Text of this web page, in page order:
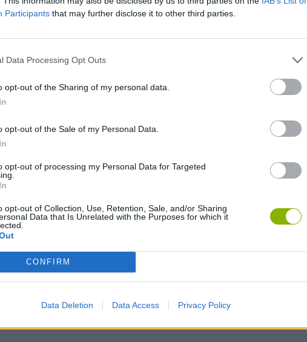
Participants that may further disclose it to other third parties.
Data Processing Opt Outs
opt-out of the Sharing of my personal data.
opt-out of the Sale of my Personal Data.
opt-out of processing my Personal Data for Targeted
opt-out of Collection, Use, Retention, Sale, and/or Sharing
Data that Is Unrelated with the Purposes for which it
CONFIRM
Data Deletion Data Access Privacy Policy
Paint Hide & Seek
Tag Online: Bomb 3D Camo Troll Tower BikeBrainrots.io